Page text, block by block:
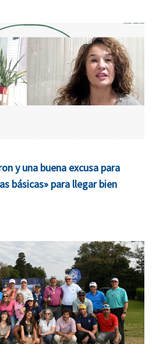
y una buena excusa para
básicas» para llegar bien